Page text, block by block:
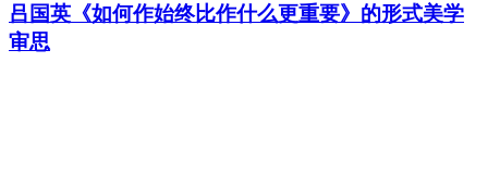
吕国英《如何作始终比作什么更重要》的形式美学
审思